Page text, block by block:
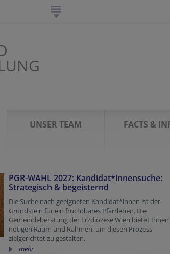
UNSER TEAM FACTS &
PGR-WAHL 2027: Kandidat*innensuche:
Strategisch & begeisternd
Die Suche nach geeigneten Kandidat*innen ist der
Grundstein für ein fruchtbares Pfarrleben. Die
Gemeindeberatung der Erzdiözese Wien bietet
nötigen Raum und Rahmen, um diesen Prozess
zielgerichtet zu gestalten.
mehr